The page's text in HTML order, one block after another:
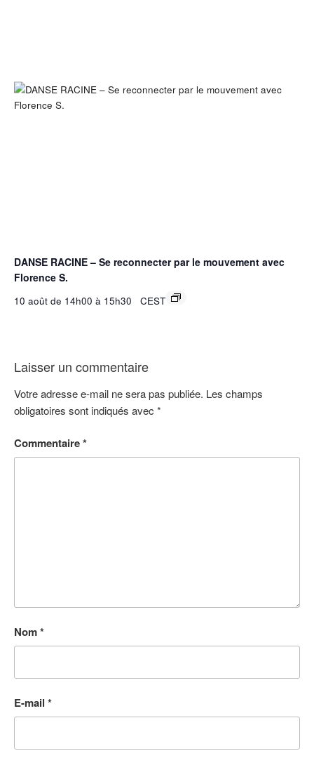
DANSE RACINE – Se reconnecter par le mouvement avec
Florence S.
10 août de 14h00 à 15h30 CEST
Laisser un commentaire
Votre adresse e-mail ne sera pas publiée. Les champs
obligatoires sont indiqués avec *
Commentaire*
Nom*
E-mail *